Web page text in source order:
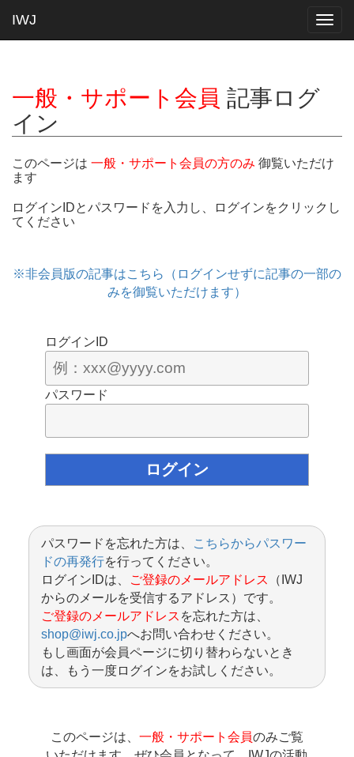
IWJ
一般・サポート会員 記事ログ
イン
このページは 一般・サポート会員の方のみ 御覧いただけ
ます
ログインIDとパスワードを入力し、ログインをクリックし
てください
※非会員版の記事はこちら（ログインせずに記事の一部の
みを御覧いただけます）
ログインID
パスワード
パスワードを忘れた方は、
こちらからパスワー
ドの再発行を行ってください。
ログインIDは、
ご登録のメールアドレス
（IWJ
からのメールを受信するアドレス）です。
ご登録のメールアドレス を忘れた方は、
shop@iwj.co.jpへお問い合わせください。
もし画面が会員ページに切り替わらないとき
は、もう一度ログインをお試しください。
このページは、 一般・サポート会員のみご覧